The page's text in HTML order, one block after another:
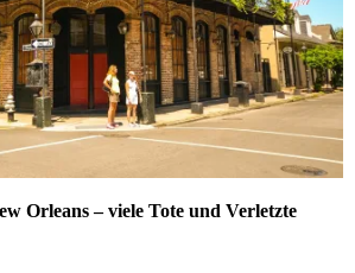
Orleans – viele Tote und Verletzte